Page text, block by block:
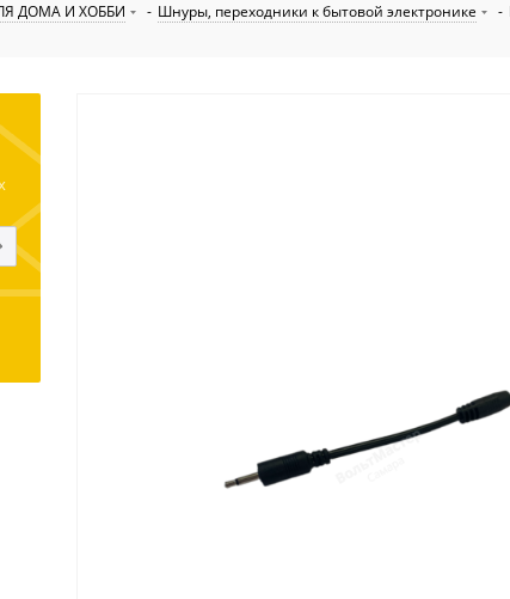
ДОМА И ХОББИ - Шнуры, переходники к бытовой электронике -